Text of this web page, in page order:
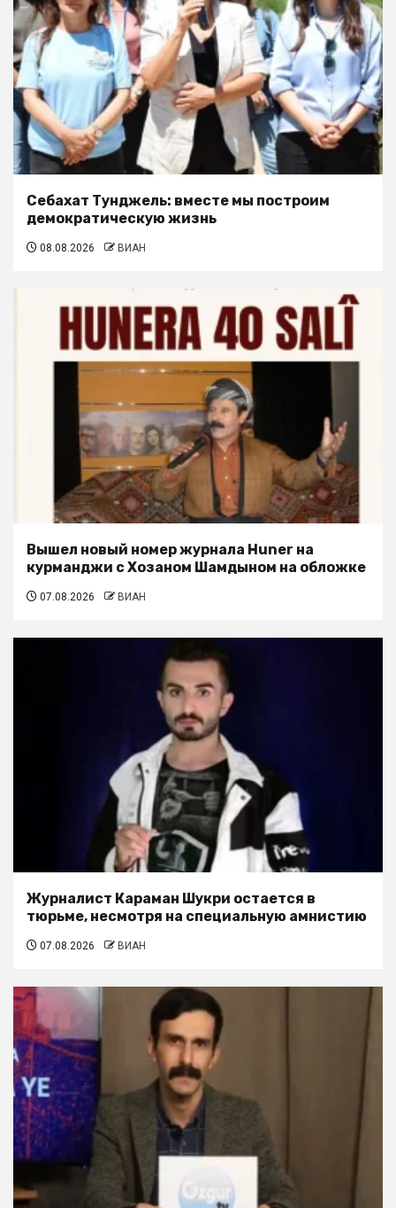
Себахат Тунджель: вместе мы построим
демократическую жизнь
08.08.2026 ВИАН
Вышел новый номер журнала Huner на
курманджи с Хозаном Шамдыном на обложке
07.08.2026 ВИАН
Журналист Караман Шукри остается в
тюрьме, несмотря на специальную амнистию
07.08.2026 ВИАН